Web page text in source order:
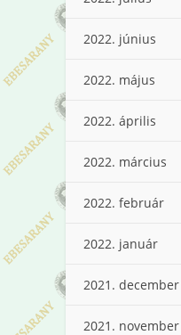
2022. június
2022. május
2022. április
2022. március
2022. február
2022. január
2021. december
2021. november